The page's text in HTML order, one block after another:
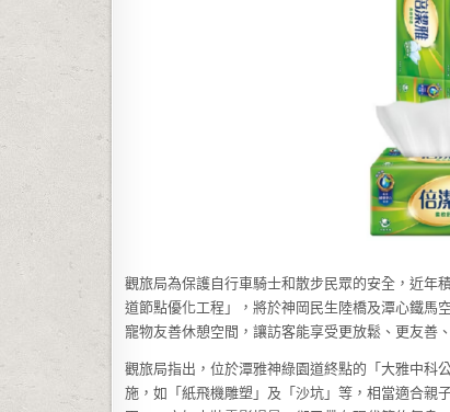
觀旅局為保護自行車騎士和散步民眾的安全，近年
道節點優化工程」，將於神岡民生陸橋及潭心鐵馬
寵物友善休憩空間，讓訪客能享受更放鬆、更友善
觀旅局指出，位於潭雅神綠園道終點的「大雅中科
施，如「紙飛機雕塑」及「沙坑」等，相當適合親